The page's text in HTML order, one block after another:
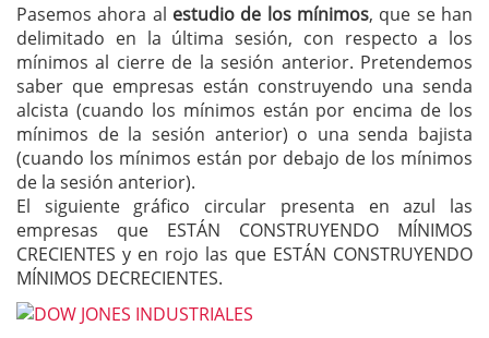
Pasemos ahora al estudio de los mínimos, que se han
delimitado en la última sesión, con respecto a los
mínimos al cierre de la sesión anterior. Pretendemos
saber que empresas están construyendo una senda
alcista (cuando los mínimos están por encima de los
mínimos de la sesión anterior) o una senda bajista
(cuando los mínimos están por debajo de los mínimos
de la sesión anterior).
El siguiente gráfico circular presenta en azul las
empresas que ESTÁN CONSTRUYENDO MÍNIMOS
CRECIENTES y en rojo las que ESTÁN CONSTRUYENDO
MÍNIMOS DECRECIENTES.